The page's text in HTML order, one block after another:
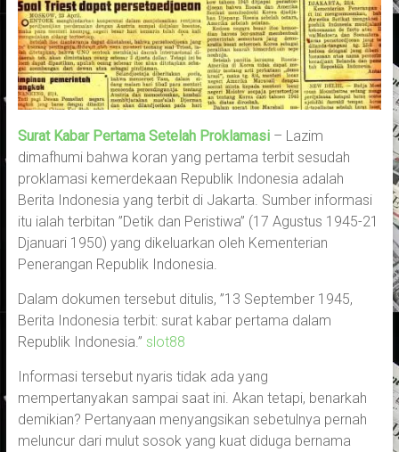
Surat Kabar Pertama Setelah Proklamasi– Lazim
dimafhumi bahwa koran yang pertama terbit sesudah
proklamasi kemerdekaan Republik Indonesia adalah
Berita Indonesia yang terbit di Jakarta. Sumber informasi
itu ialah terbitan ”Detik dan Peristiwa” (17 Agustus 1945-21
Djanuari 1950) yang dikeluarkan oleh Kementerian
Penerangan Republik Indonesia.
Dalam dokumen tersebut ditulis, ”13 September 1945,
Berita Indonesia terbit: surat kabar pertama dalam
Republik Indonesia.” slot88
Informasi tersebut nyaris tidak ada yang
mempertanyakan sampai saat ini. Akan tetapi, benarkah
demikian? Pertanyaan menyangsikan sebetulnya pernah
meluncur dari mulut sosok yang kuat diduga bernama